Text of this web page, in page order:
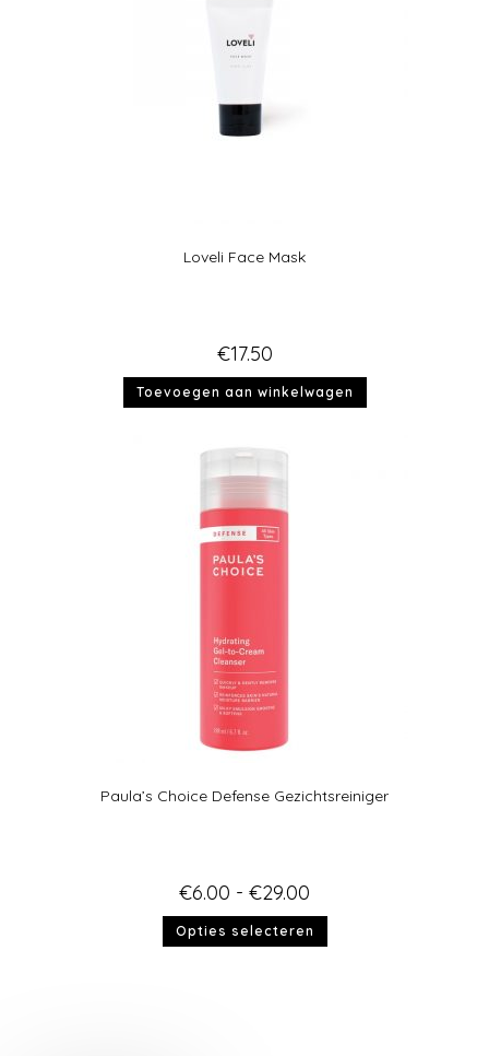
Loveli Face Mask
€17.50
Toevoegen aan winkelwagen
Paula’s Choice Defense Gezichtsreiniger
€6.00 - €29.00
Opties selecteren